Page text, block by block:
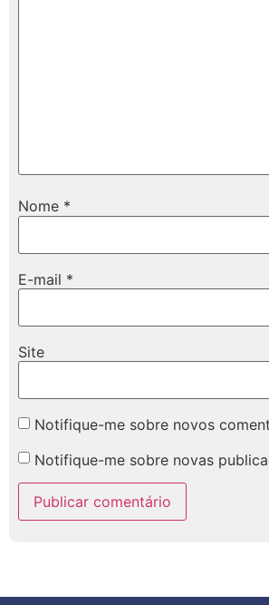
Nome *
E-mail *
Site
Notifique-me sobre novos
Notifique-me sobre novas